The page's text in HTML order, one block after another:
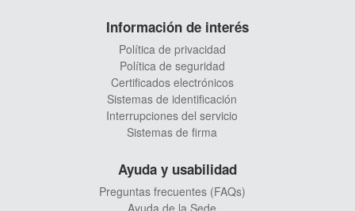
Información de interés
Política de privacidad
Política de seguridad
Certificados electrónicos
Sistemas de identificación
Interrupciones del servicio
Sistemas de firma
Ayuda y usabilidad
Preguntas frecuentes (FAQs)
Ayuda de la Sede